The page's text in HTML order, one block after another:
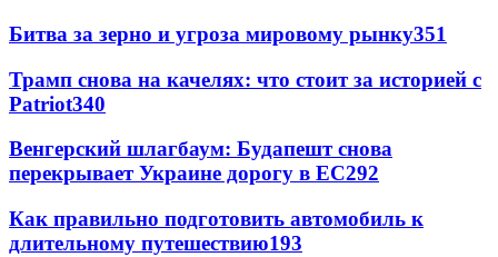
Битва за зерно и угроза мировому рынку351
Трамп снова на качелях: что стоит за историей с
Patriot340
Венгерский шлагбаум: Будапешт снова
перекрывает Украине дорогу в ЕС292
Как правильно подготовить автомобиль к
длительному путешествию193